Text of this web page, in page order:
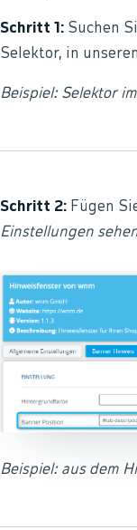
Schritt 1: Suchen
Selektor, in
Beispiel: Selektor
Schritt 2: Fügen
Einstellungen
Beispiel: aus dem